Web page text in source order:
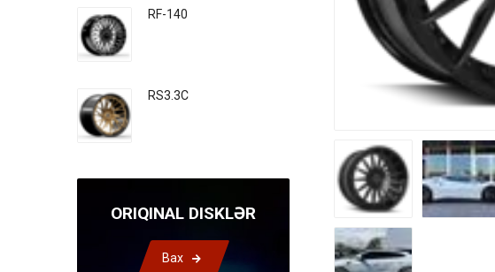
RF-140
RS3.3C
ORIQINAL DISKLƏR
Bax